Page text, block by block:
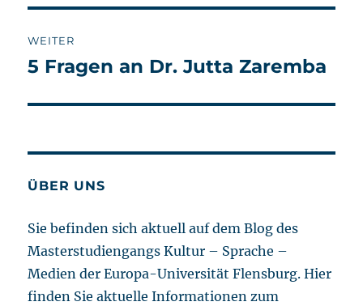
WEITER
Nächster
5 Fragen an Dr. Jutta Zaremba
ÜBER UNS
Sie befinden sich aktuell auf dem Blog des
Masterstudiengangs Kultur – Sprache –
Medien der Europa-Universität Flensburg. Hier
finden Sie aktuelle Informationen zum